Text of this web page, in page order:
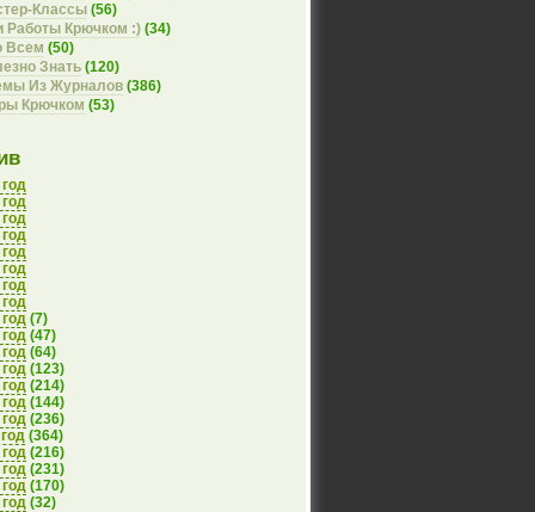
Классы (56)
Работы Крючком :) (34)
Всем (50)
Знать (120)
Из Журналов (386)
Крючком (53)
(7)
(47)
(64)
(123)
(214)
(144)
(236)
(364)
(216)
(231)
(170)
(32)